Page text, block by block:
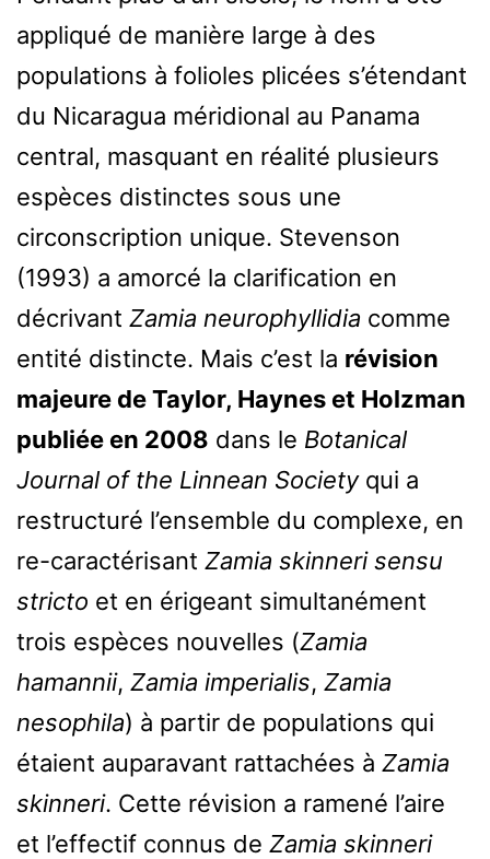
appliqué de manière large à des
populations à folioles plicées s’étendant
du Nicaragua méridional au Panama
central, masquant en réalité plusieurs
espèces distinctes sous une
circonscription unique. Stevenson
(1993) a amorcé la clarification en
décrivant Zamia neurophyllidia comme
entité distincte. Mais c’est la révision
majeure de Taylor, Haynes et Holzman
publiée en 2008 dans le Botanical
Journal of the Linnean Societyqui a
restructuré l’ensemble du complexe, en
re-caractérisant Zamia skinneri sensu
stricto et en érigeant simultanément
trois espèces nouvelles (Zamia
hamannii, Zamia imperialis, Zamia
nesophila) à partir de populations qui
étaient auparavant rattachées à Zamia
skinneri. Cette révision a ramené l’aire
et l’effectif connus de Zamia skinneri